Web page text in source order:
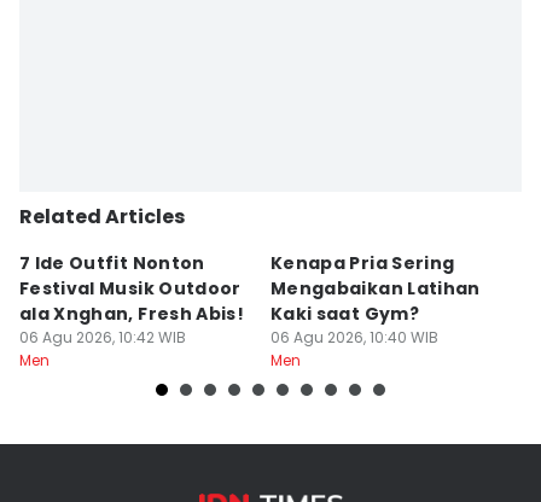
Related Articles
7 Ide Outfit Nonton
Festival Musik Outdoor
ala Xnghan, Fresh Abis!
06 Agu 2026, 10:42 WIB
Men
Kenapa Pria Sering
Mengabaikan Latihan
Kaki saat Gym?
06 Agu 2026, 10:40 WIB
Men